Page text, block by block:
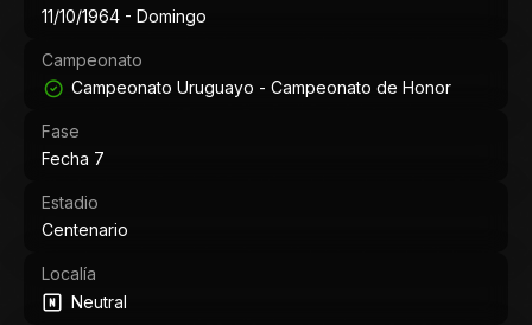
11/10/1964 - Domingo
Campeonato
Campeonato Uruguayo - Campeonato de Honor
Fase
Fecha 7
Estadio
Centenario
Localía
Neutral